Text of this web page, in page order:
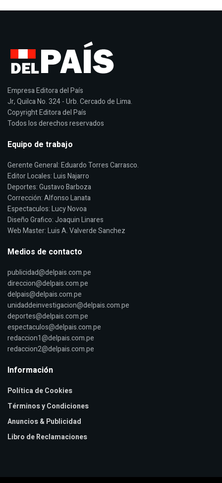
Empresa Editora del País
Jr, Quilca No. 324 - Urb. Cercado de Lima.
Copyright Editora del País
Todos los derechos reservados
Equipo de trabajo
Gerente General: Eduardo Torres Carrasco.
Editor Locales: Luis Najarro
Deportes: Gustavo Barboza
Corrección: Alfonso Lanata
Espectaculos: Lucy Novoa
Diseño Grafico: Joaquin Linares
Web Master: Luis A. Valverde Sanchez
Medios de contacto
publicidad@delpais.com.pe
direccion@delpais.com.pe
delpais@delpais.com.pe
unidaddeinvestigacion@delpais.com.pe
deportes@delpais.com.pe
espectaculos@delpais.com.pe
redaccion1@delpais.com.pe
redaccion2@delpais.com.pe
Información
Política de Cookies
Términos y Condiciones
Anuncios & Publicidad
Libro de Reclamaciones